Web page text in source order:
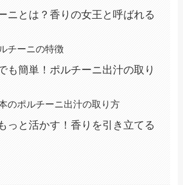
ニとは？香りの女王と呼ばれる
チーニの特徴
も簡単！ポルチーニ出汁の取り
のポルチーニ出汁の取り方
っと活かす！香りを引き立てる